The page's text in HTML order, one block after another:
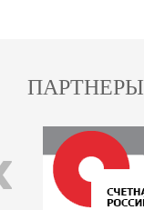
ПАРТНЕРЫ